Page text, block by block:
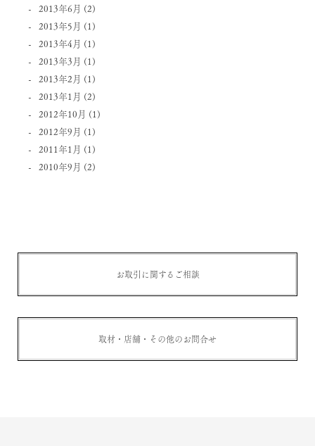
2013年6月 (2)
2013年5月 (1)
2013年4月 (1)
2013年3月 (1)
2013年2月 (1)
2013年1月 (2)
2012年10月 (1)
2012年9月 (1)
2011年1月 (1)
2010年9月 (2)
お取引に関するご相談
取材・店舗・その他のお問合せ